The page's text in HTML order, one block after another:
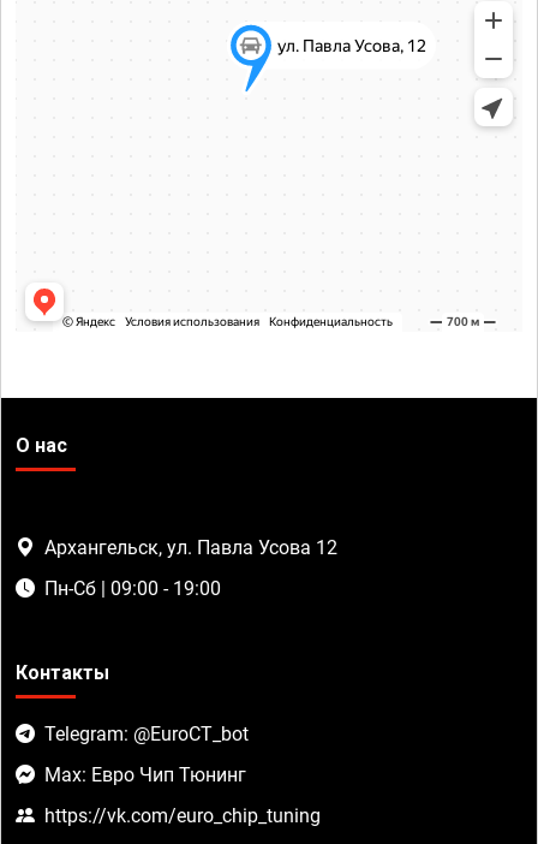
О нас
Архангельск, ул. Павла Усова 12
Пн-Сб | 09:00 - 19:00
Контакты
Telegram: @EuroCT_bot
Max: Евро Чип Тюнинг
https://vk.com/euro_chip_tuning